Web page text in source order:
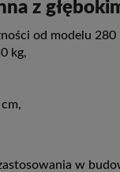
z
od modelu 280
kg,
w